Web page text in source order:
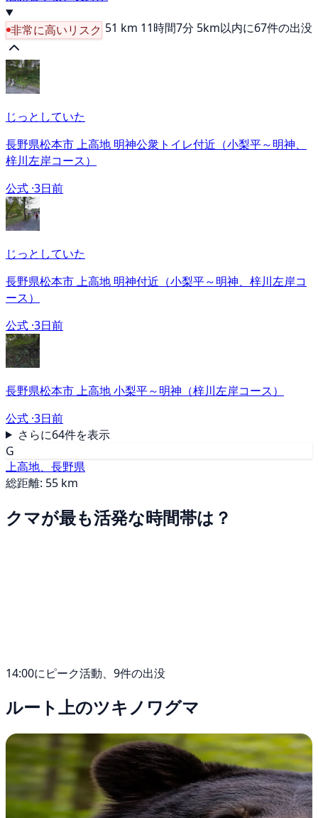
非常に高いリスク 51 km 11時間7分 5km以内に67件の出没
じっとしていた
長野県松本市 上高地 明神公衆トイレ付近（小梨平～明神、
梓川左岸コース）
公式 ·3日前
じっとしていた
長野県松本市 上高地 明神付近（小梨平～明神、梓川左岸コ
ース）
公式 ·3日前
長野県松本市 上高地 小梨平～明神（梓川左岸コース）
公式 ·3日前
さらに64件を表示
G
上高地、長野県
総距離: 55 km
クマが最も活発な時間帯は？
14:00にピーク活動、9件の出没
ルート上のツキノワグマ